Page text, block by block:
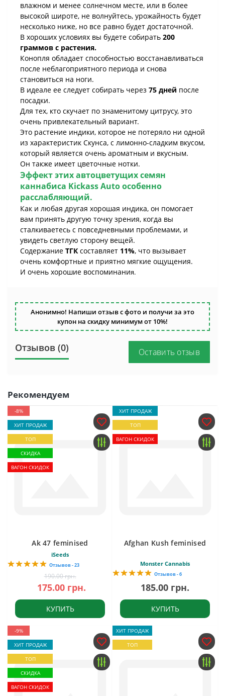
влажном и менее солнечном месте, или в более
высокой широте, не волнуйтесь, урожайность будет
несколько ниже, но все равно будет достаточной.
В хороших условиях вы будете собирать 200
граммов с растения.
Конопля обладает способностью восстанавливаться
после неблагоприятного периода и снова
становиться на ноги.
В идеале ее следует собирать через 75 дней после
посадки.
Для тех, кто скучает по знаменитому цитрусу, это
очень привлекательный вариант.
Это растение индики, которое не потеряло ни одной
из характеристик Скунса, с лимонно-сладким вкусом,
который является очень ароматным и вкусным.
Он также имеет цветочные нотки.
Эффект этих автоцветущих семян
каннабиса Kickass Autoособенно
расслабляющий.
Как и любая другая хорошая индика, он помогает
вам принять другую точку зрения, когда вы
сталкиваетесь с повседневными проблемами, и
увидеть светлую сторону вещей.
Содержание ТГКсоставляет 11%, что вызывает
очень комфортные и приятно мягкие ощущения.
И очень хорошие воспоминания.
Анонимно! Напиши отзыв с фото и получи за это
купон на скидку минимум от 10%!
Отзывов (0) Оставить отзыв
Рекомендуем
-8%
ХИТ ПРОДАЖ
ТОП
СКИДКА
ВАГОН СКИДОК
Ak 47 feminised
iSeeds
Отзывов - 23
190.00 грн.
175.00 грн.
КУПИТЬ
ХИТ ПРОДАЖ
ТОП
ВАГОН СКИДОК
Afghan Kush feminised
Monster Cannabis
Отзывов - 6
185.00 грн.
КУПИТЬ
-9%
ХИТ ПРОДАЖ
ТОП
СКИДКА
ВАГОН СКИДОК
ХИТ ПРОДАЖ
ТОП